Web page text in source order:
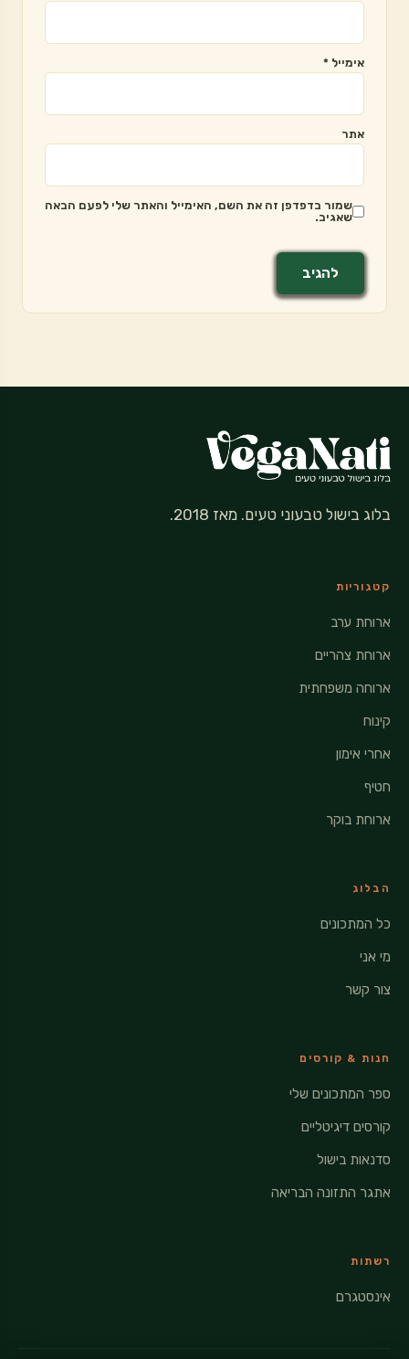
אימייל *
אתר
שמור בדפדפן זה את השם, האימייל והאתר שלי לפעם הבאה
שאגיב.
בלוג בישול טבעוני טעים. מאז 2018.
קטגוריות
ארוחת ערב
ארוחת צהריים
ארוחה משפחתית
קינוח
אחרי אימון
חטיף
ארוחת בוקר
הבלוג
כל המתכונים
מי אני
צור קשר
חנות & קורסים
ספר המתכונים שלי
קורסים דיגיטליים
סדנאות בישול
אתגר התזונה הבריאה
רשתות
אינסטגרם